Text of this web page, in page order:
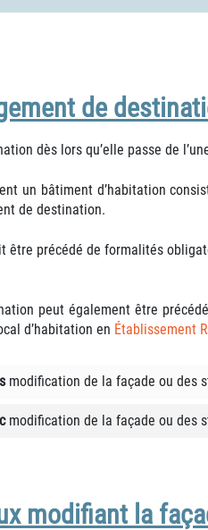
de
dès lors qu’elle passe de
un bâtiment d’habitation
de destination.
être précédé de formalités
peut également être
d’habitation en Établissement
modification de la façade ou des
modification de la façade ou des
modifiant la